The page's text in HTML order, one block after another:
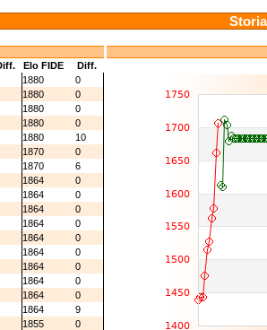
Elo FIDE
Diff.
1880
0
1880
0
1880
0
1880
0
1880
10
1870
0
1870
6
1864
0
1864
0
1864
0
1864
0
1864
0
1864
0
1864
0
1864
0
1864
0
1864
9
1855
0